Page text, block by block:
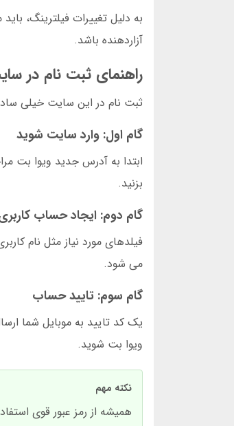
به دلیل تغییرات فیلترینگ،
آزاردهنده باشد.
راهنمای ثبت نام در
ثبت نام در این سایت خیلی
گام اول: وارد سایت شوید
ابتدا به آدرس جدید ویوا بت
بزنید.
گام دوم: ایجاد حساب
فیلدهای مورد نیاز مثل نام
می شود.
گام سوم: تایید حساب
یک کد تایید به موبایل شما
ویوا بت شوید.
نکته مهم
همیشه از رمز عبور قوی